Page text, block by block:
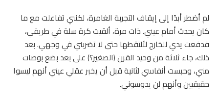
لم أضطر أبدًا إلى إيقاف التجربة الغامرة، لكنني تفاعلت مع ما
كان يحدث أمام عيني. ذات مرة، ألقيت كرة سلة في طريقي،
فدفعت يدي للخارج لألتقطها حتى لا تضربني في وجهي. بعد
ذلك، جاء ثلاثة من وحيد القرن (الصغير؟) على بعد بضع بوصات
مني، وحبست أنفاسي لثانية قبل أن يخبر عقلي عيني أنهم ليسوا
حقيقيين وأنهم لن يدوسوني.